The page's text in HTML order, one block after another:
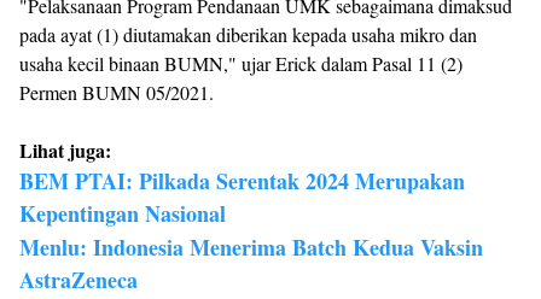
"Pelaksanaan Program Pendanaan UMK sebagaimana dimaksud
pada ayat (1) diutamakan diberikan kepada usaha mikro dan
usaha kecil binaan BUMN," ujar Erick dalam Pasal 11 (2)
Permen BUMN 05/2021.
Lihat juga:
BEM PTAI: Pilkada Serentak 2024 Merupakan
Kepentingan Nasional
Menlu: Indonesia Menerima Batch Kedua Vaksin
AstraZeneca